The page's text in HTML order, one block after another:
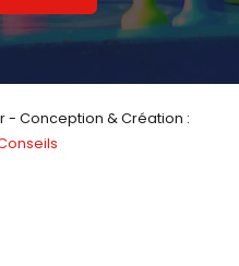
- Conception & Création :